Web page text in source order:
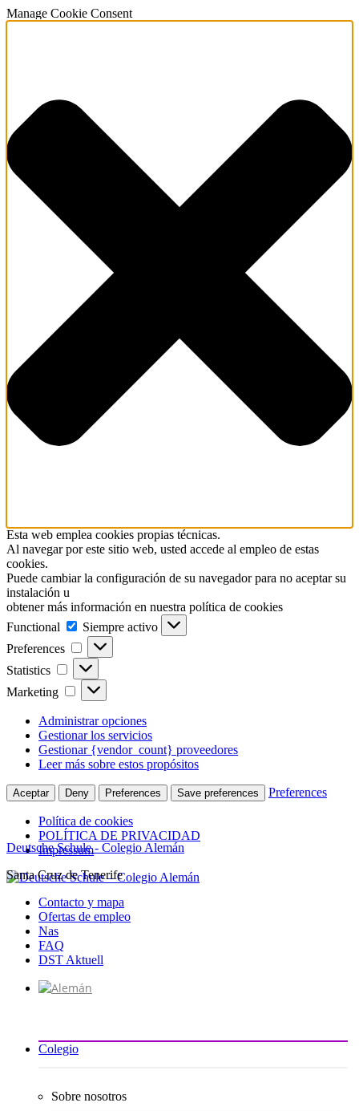
Manage Cookie Consent
Esta web emplea cookies propias técnicas.
Al navegar por este sitio web, usted accede al empleo de estas
cookies.
Puede cambiar la configuración de su navegador para no aceptar su
instalación u
obtener más información en nuestra política de cookies
Functional
Functional
Siempre activo
Preferences
Preferences
Statistics Statistics
Marketing Marketing
Administrar opciones
Gestionar los servicios
Gestionar {vendor_count} proveedores
Leer más sobre estos propósitos
Aceptar Deny Preferences Save preferences Preferences
Política de cookies
POLÍTICA DE PRIVACIDAD
Impressum
Ir
contenido
Deutsche Schule - Colegio Alemán
Santa Cruz de Tenerife
Contacto y mapa
Ofertas de empleo
Nas
FAQ
DST Aktuell
Colegio
Sobre nosotros